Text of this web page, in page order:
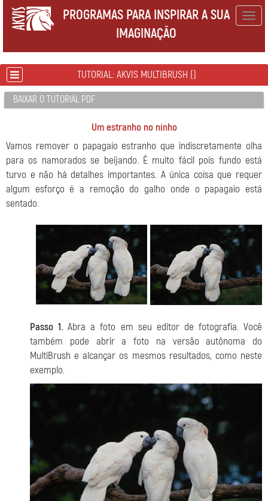
PROGRAMAS PARA INSPIRAR A SUA
IMAGINAÇÃO
TUTORIAL: AKVIS MULTIBRUSH ()
BAIXAR O TUTORIAL PDF
Um estranho no ninho
Vamos remover o papagaio estranho que indiscretamente olha
para os namorados se beijando. É muito fácil pois fundo está
turvo e não há detalhes importantes. A única coisa que requer
algum esforço é a remoção do galho onde o papagaio está
sentado.
Passo 1. Abra a foto em seu editor de fotografia. Você
também pode abrir a foto na versão autônoma do
MultiBrush e alcançar os mesmos resultados, como neste
exemplo.